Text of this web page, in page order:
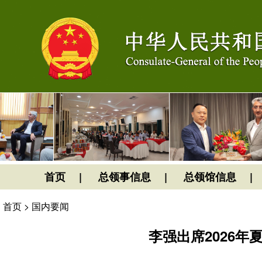
首页 总领事信息 总领馆信息
首页 > 国内要闻
李强出席2026年